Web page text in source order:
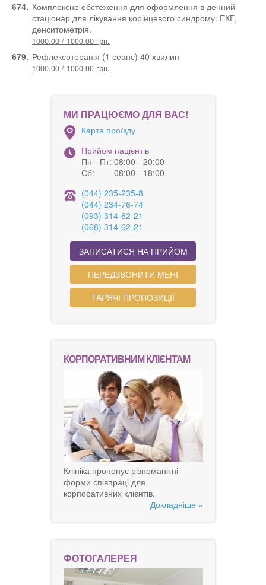
674. Комплексне обстеження для оформлення в денний
стаціонар для лікування корінцевого синдрому: ЕКГ,
денситометрія.
1000.00 / 1000.00 грн.
679. Рефлексотерапія (1 сеанс) 40 хвилин
1000.00 / 1000.00 грн.
МИ ПРАЦЮЄМО ДЛЯ ВАС!
Карта проїзду
Прийом пацієнтів
Пн - Пт: 08:00 - 20:00
Сб:
08:00 - 18:00
(044) 235-235-8
(044) 234-76-74
(093) 314-62-21
(068) 314-62-21
ЗАПИСАТИСЯ НА ПРИЙОМ
ПЕРЕДЗВОНИТИ МЕНІ
ГАРЯЧІ ПРОПОЗИЦІЇ
КОРПОРАТИВНИМ КЛІЄНТАМ
Клініка пропонує різноманітні
форми співпраці для
корпоративних клієнтів.
Докладніше »
ФОТОГАЛЕРЕЯ